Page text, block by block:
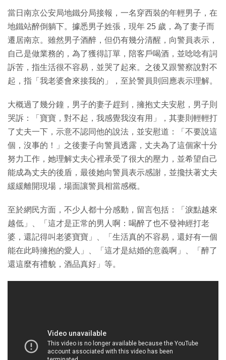
當日南京公安局地鐵分局接報，一名穿西裝的年輕男子，在
地鐵站醉倒躺下。據悉男子姓張，現年 25 歲，為了妻子而
遷居南京。雖然男子酒醉，但仍有幾分清醒，向警員表示，
自己是做業務的，為了獲得訂單，陪客戶喝酒，並唸唸有詞
訴苦，指生活很不容易，並哭了起來。之後又跟警察說對不
起，指「我老婆會來接我的」，至於警員則回應表示理解。
大概過了幾分鐘，男子的妻子趕到，擁抱丈夫安慰，男子則
哭訴：「寶寶，對不起，我感覺我沒有用」，其妻則輕輕打
了丈夫一下，示意不認同他的說法，並安慰道：「不要說這
個，沒事的！」之後妻子向警員透露，丈夫為了這個家十分
努力工作，她理解丈夫心裡承受了很大的壓力，並希望自己
能成為丈夫的後盾，最後她向警員表示感謝，並攙扶著丈夫
緩緩離開現場，場面讓警員相當感概。
至於網民方面，不少人都十分感動，留言包括：「淚點越來
越低」、「這才是正常的男人啊：喝醉了也不發神經打老
婆，還記得叫老婆寶寶」、「生活真的不容易，還好有一個
能在此時擁抱的愛人」、「這才是結婚的意義啊」、「醉了
還這麼有禮貌，酒品真好」等。